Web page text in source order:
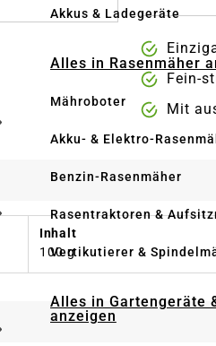
Akkus & Ladegeräte
Alles in Rasenmäher
Mähroboter
Akku- & Elektro-
Benzin-Rasenmäher
Rasentraktoren &
Vertikutierer &
Alles in Gartengeräte
anzeigen
Fein-
Mit
Inhalt
100 g